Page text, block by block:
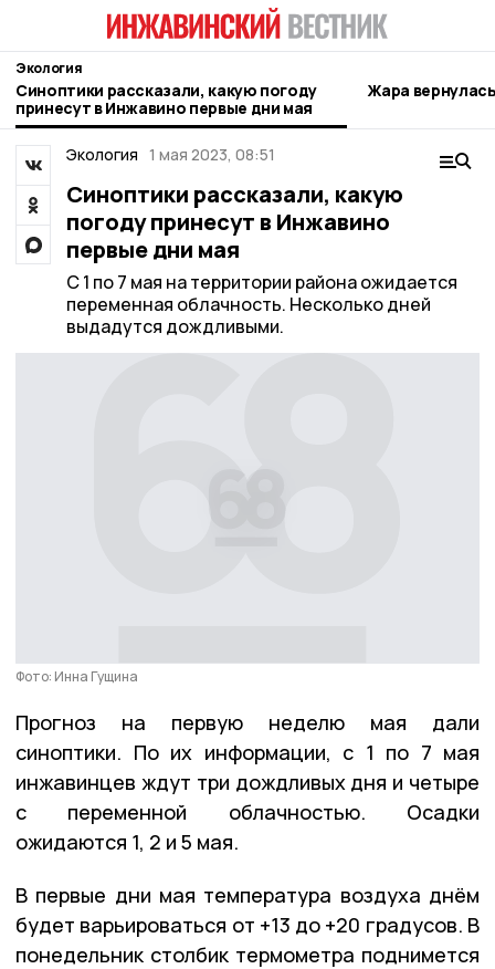
Экология
Синоптики рассказали, какую погоду
принесут в Инжавино первые дни мая
Жара
Экология 1 мая 2023, 08:51
Синоптики рассказали, какую
погоду принесут в Инжавино
первые дни мая
С 1 по 7 мая на территории района ожидается
переменная облачность. Несколько дней
выдадутся дождливыми.
Фото: Инна Гущина
Прогноз на первую неделю мая дали
синоптики. По их информации, с 1 по 7 мая
инжавинцев ждут три дождливых дня и четыре
с переменной облачностью. Осадки
ожидаются 1, 2 и 5 мая.
В первые дни мая температура воздуха днём
будет варьироваться от +13 до +20 градусов. В
понедельник столбик термометра поднимется